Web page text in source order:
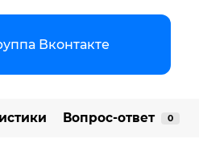
Вконтакте
Вопрос-ответ 0